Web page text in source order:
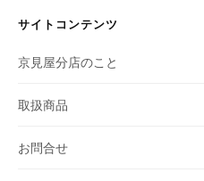
サイトコンテンツ
京見屋分店のこと
取扱商品
お問合せ